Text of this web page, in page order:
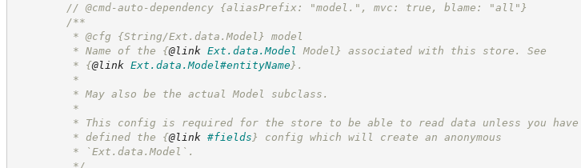
// @cmd-auto-dependency {aliasPrefix: "model.", mvc: true, blame: "all"}
/**
* @cfg {String/Ext.data.Model} model
* Name of the {@link Ext.data.Model Model} associated with this store. See
* {@link Ext.data.Model#entityName} .
*
* May also be the actual Model subclass.
*
* This config is required for the store to be able to read data unless you have
* defined the {@link #fields } config which will create an anonymous
* `Ext.data.Model`.
*/